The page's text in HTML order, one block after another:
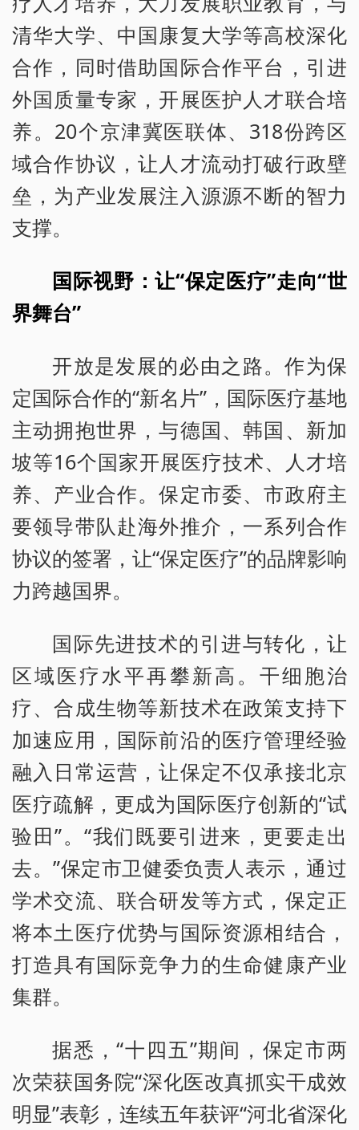
清华大学、中国康复大学等高校深化
合作，同时借助国际合作平台，引进
外国质量专家，开展医护人才联合培
养。20个京津冀医联体、318份跨区
域合作协议，让人才流动打破行政壁
垒，为产业发展注入源源不断的智力
支撑。
国际视野：让“保定医疗”走向“世
界舞台”
开放是发展的必由之路。作为保
定国际合作的“新名片”，国际医疗基地
主动拥抱世界，与德国、韩国、新加
坡等16个国家开展医疗技术、人才培
养、产业合作。保定市委、市政府主
要领导带队赴海外推介，一系列合作
协议的签署，让“保定医疗”的品牌影响
力跨越国界。
国际先进技术的引进与转化，让
区域医疗水平再攀新高。干细胞治
疗、合成生物等新技术在政策支持下
加速应用，国际前沿的医疗管理经验
融入日常运营，让保定不仅承接北京
医疗疏解，更成为国际医疗创新的“试
验田”。“我们既要引进来，更要走出
去。”保定市卫健委负责人表示，通过
学术交流、联合研发等方式，保定正
将本土医疗优势与国际资源相结合，
打造具有国际竞争力的生命健康产业
集群。
据悉，“十四五”期间，保定市两
次荣获国务院“深化医改真抓实干成效
明显”表彰，连续五年获评“河北省深化